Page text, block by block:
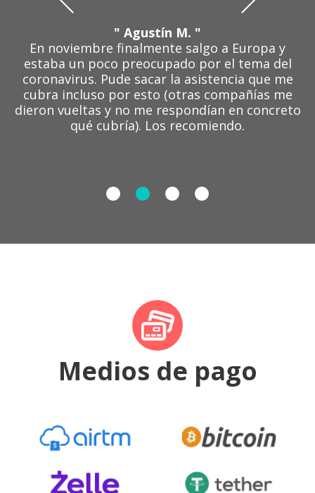
" Agustín M. "
En noviembre finalmente salgo a Europa y
estaba un poco preocupado por el tema del
coronavirus. Pude sacar la asistencia que me
cubra incluso por esto (otras compañías me
dieron vueltas y no me respondían en concreto
qué cubría). Los recomiendo.
Medios de pago